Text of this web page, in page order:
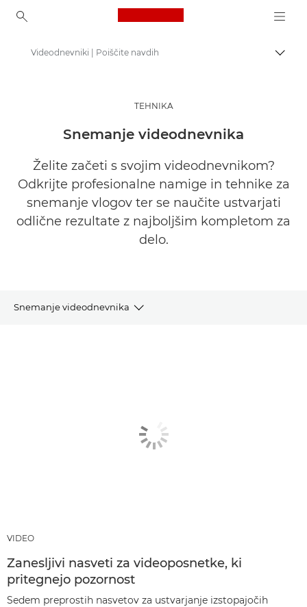
Canon Logo, back to
Poiščite navdih | Nasveti in nakupovalni vodniki za fotografiranje in tiskanje
Namigi in tehnike za fotografiranje in tiskanje
Videodnevniki | Poiščite navdih
TEHNIKA
Snemanje videodnevnika
Želite začeti s svojim videodnevnikom?
Odkrijte profesionalne namige in tehnike za
snemanje vlogov ter se naučite ustvarjati
odlične rezultate z najboljšim kompletom za
delo.
Snemanje videodnevnika
VIDEO
Zanesljivi nasveti za videoposnetke, ki
pritegnejo pozornost
Sedem preprostih nasvetov za ustvarjanje izstopajočih